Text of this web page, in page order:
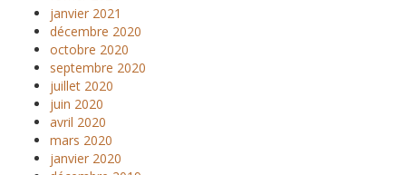
janvier 2021
décembre 2020
octobre 2020
septembre 2020
juillet 2020
juin 2020
avril 2020
mars 2020
janvier 2020